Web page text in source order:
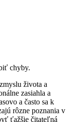
chyby.
života a
zasiahla a
a často sa k
rôzne poznania v
ťažšie čitateľná